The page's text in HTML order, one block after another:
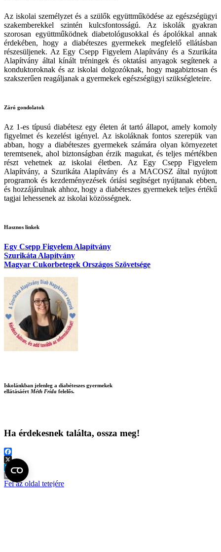
Az iskolai személyzet és a szülők együttműködése az egészségügyi
szakemberekkel szintén kulcsfontosságú. Az iskolák gyakran
szorosan együttműködnek diabetológusokkal és ápolókkal annak
érdekében, hogy a diabéteszes gyermekek megfelelő ellátásban
részesüljenek. Az Egy Csepp Figyelem Alapítvány és a Szurikáta
Alapítvány által kínált tréningek és oktatási anyagok segítenek a
konduktoroknak és az iskolai dolgozóknak, hogy magabiztosan és
szakszerűen reagáljanak a gyermekek egészségügyi szükségleteire.
Záró gondolatok
Az 1-es típusú diabétesz egy életen át tartó állapot, amely komoly
figyelmet és kezelést igényel. Az iskoláknak fontos szerepük van
abban, hogy a diabéteszes gyermekek számára olyan környezetet
teremtsenek, ahol biztonságban érzik magukat, és teljes mértékben
részt vehetnek az iskolai életben. Az Egy Csepp Figyelem
Alapítvány, a Szurikáta Alapítvány és a MACOSZ által nyújtott
programok és kezdeményezések óriási segítséget nyújtanak ebben,
és hozzájárulnak ahhoz, hogy a diabéteszes gyermekek teljes értékű
tagjai lehessenek az iskolai közösségnek.
Hasznos linkek
Egy Csepp Figyelem Alapítvány
Szurikáta Alapítvány
Magyar Cukorbetegek Országos Szövetsége
Iskolánkban jelenleg a diabéteszes gyermekek
ellátásáért Méth Frida felelős.
Ha érdekesnek találta, ossza meg!
Facebook
X
LinkedIn
Print
Fel az oldal tetejére